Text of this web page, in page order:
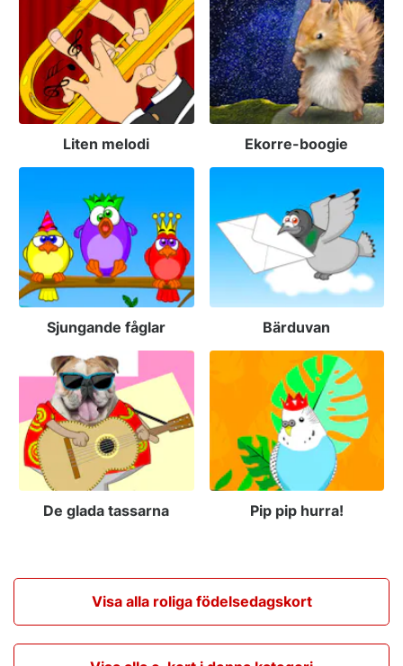
Liten melodi Ekorre-boogie
Sjungande fåglar Bärduvan
De glada tassarna Pip pip hurra!
Visa alla roliga födelsedagskort